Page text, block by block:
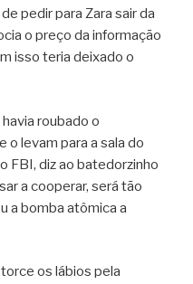
pedir para Zara sair da
o preço da informação
isso teria deixado o
roubado o
o levam para a sala do
FBI, diz ao batedorzinho
a cooperar, será tão
a bomba atômica a
os lábios pela